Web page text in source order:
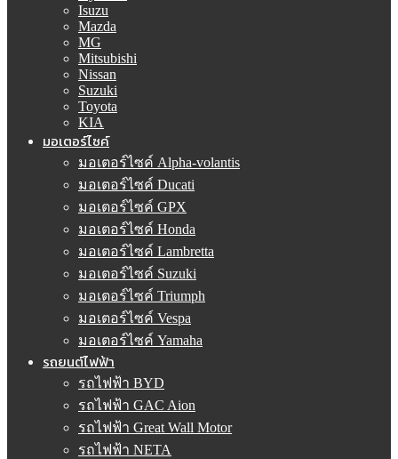
Isuzu
Mazda
MG
Mitsubishi
Nissan
Suzuki
Toyota
KIA
มอเตอร์ไซค์
มอเตอร์ไซค์ Alpha-volantis
มอเตอร์ไซค์ Ducati
มอเตอร์ไซค์ GPX
มอเตอร์ไซค์ Honda
มอเตอร์ไซค์ Lambretta
มอเตอร์ไซค์ Suzuki
มอเตอร์ไซค์ Triumph
มอเตอร์ไซค์ Vespa
มอเตอร์ไซค์ Yamaha
รถยนต์ไฟฟ้า
รถไฟฟ้า BYD
รถไฟฟ้า GAC Aion
รถไฟฟ้า Great Wall Motor
รถไฟฟ้า NETA